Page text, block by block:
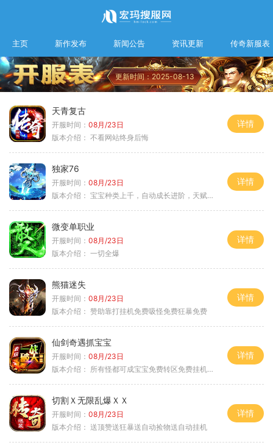
主页 新作发布 新闻公告 资讯更新 传奇新服表
更新时间：2025-08-13
天青复古
开服时间： 08月/23日
版本介绍： 不看网站终身后悔
详情
独家76
开服时间： 08月/23日
版本介绍： 宝宝种类上千，自动成长进阶，天赋培养
详情
微变单职业
开服时间： 08月/23日
版本介绍： 一切全爆
详情
熊猫迷失
开服时间： 08月/23日
版本介绍： 赞助靠打挂机免费吸怪免费狂暴免费
详情
仙剑奇遇抓宝宝
开服时间： 08月/23日
版本介绍： 所有怪都可成宝宝免费转区免费挂机活动
详情
切割Ｘ无限乱爆ＸＸ
开服时间： 08月/23日
版本介绍： 送顶赞送狂暴送自动捡物送自动挂机
详情